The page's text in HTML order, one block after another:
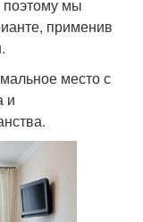
поэтому мы
применив
место с
и